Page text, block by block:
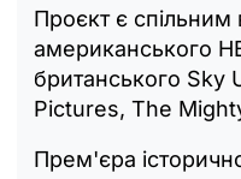
Проєкт є
американського
британського Sky
Pictures, The
Прем'єра